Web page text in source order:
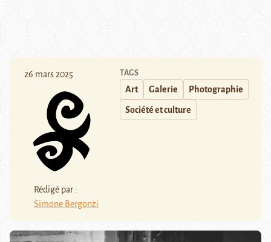
26 mars 2025
Rédigé par :
Simone Bergonzi
TAGS
Art Galerie Photographie
Société et culture